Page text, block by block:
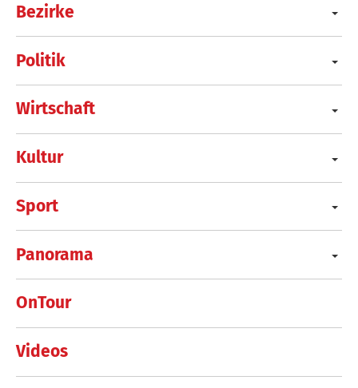
Bezirke
Politik
Wirtschaft
Kultur
Sport
Panorama
OnTour
Videos